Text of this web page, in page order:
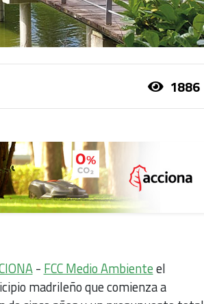
1886
- FCC Medio Ambienteel
madrileño que comienza a